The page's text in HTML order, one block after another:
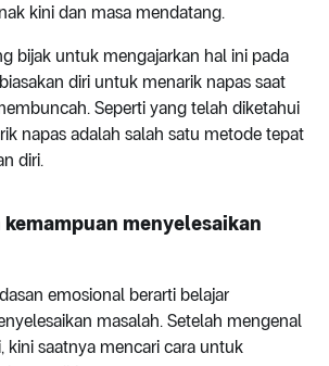
kini dan masa mendatang.
bijak untuk mengajarkan hal ini pada
diri untuk menarik napas saat
Seperti yang telah diketahui
napas adalah salah satu metode tepat
diri.
menyelesaikan
emosional berarti belajar
masalah. Setelah mengenal
kini saatnya mencari cara untuk